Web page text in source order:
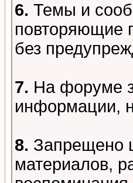
6. Темы и
повторяющие
без
7. На форуме
информации,
8. Запрещено
материалов,